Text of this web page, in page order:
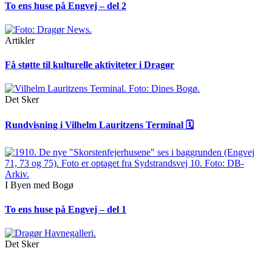
To ens huse på Engvej – del 2
Artikler
Få støtte til kulturelle aktiviteter i Dragør
Det Sker
Rundvisning i Vilhelm Lauritzens Terminal 🗓
I Byen med Bogø
To ens huse på Engvej – del 1
Det Sker